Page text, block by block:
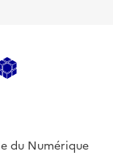
du Numérique